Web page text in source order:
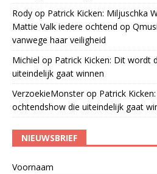
Rody op Patrick Kicken: Miljuschka
Mattie Valk iedere ochtend op
vanwege haar veiligheid
Michiel op Patrick Kicken: Dit wordt
uiteindelijk gaat winnen
VerzoekieMonsterop Patrick
ochtendshow die uiteindelijk gaat
NIEUWSBRIEF
Voornaam